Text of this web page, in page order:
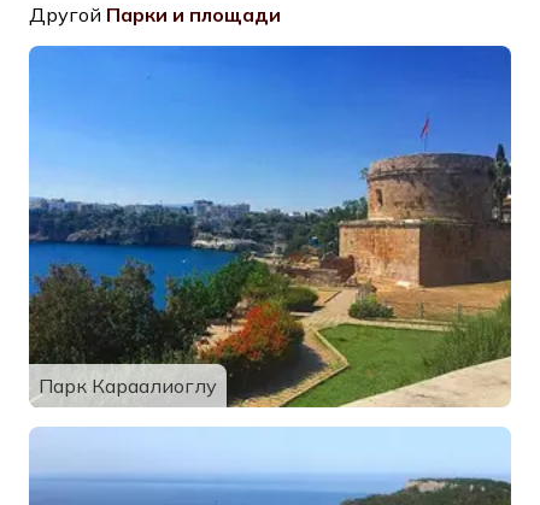
Другой Парки и площади
Парк Караалиоглу